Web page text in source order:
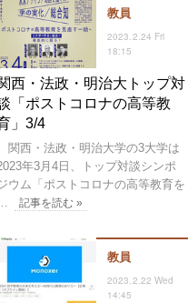
教員
2023.2.24 Fri
18:15
西・法政・明治大トップ対
「ポストコロナの高等教
」3/4
関西・法政・明治大学の3大学は
年3月4日、トップ対談シンポ
ウム「ポストコロナの高等教育を
記事を読む »
教員
2023.2.22 Wed
14:45